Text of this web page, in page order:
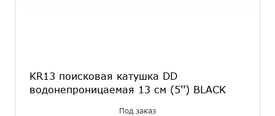
KR13 поисковая катушка DD
водонепроницаемая 13 см (5'') BLACK
Под заказ